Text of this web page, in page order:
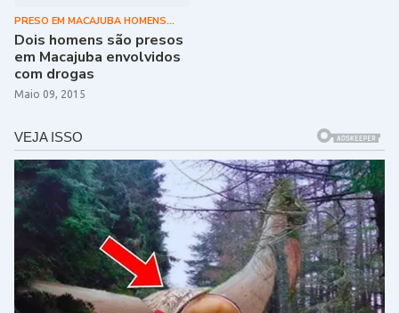
PRESO EM MACAJUBA HOMENS
ENVOLVIDOS COM DROGA
Dois homens são presos
em Macajuba envolvidos
com drogas
Maio 09, 2015